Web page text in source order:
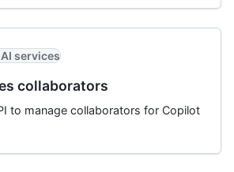
services
collaborators
to manage collaborators for Copilot